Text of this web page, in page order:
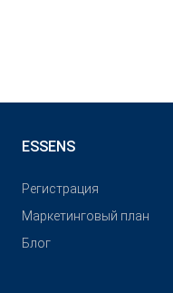
ESSENS
Pегистрация
Маркетинговый план
Блог